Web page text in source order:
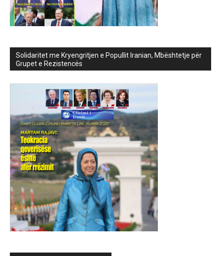
Solidaritet me Kryengritjen e Popullit Iranian, Mbështetje për
Grupet e Rezistencës